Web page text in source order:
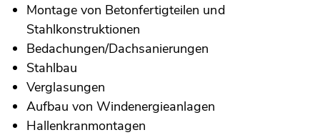
Montage von Betonfertigteilen und
Stahlkonstruktionen
Bedachungen/Dachsanierungen
Stahlbau
Verglasungen
Aufbau von Windenergieanlagen
Hallenkranmontagen